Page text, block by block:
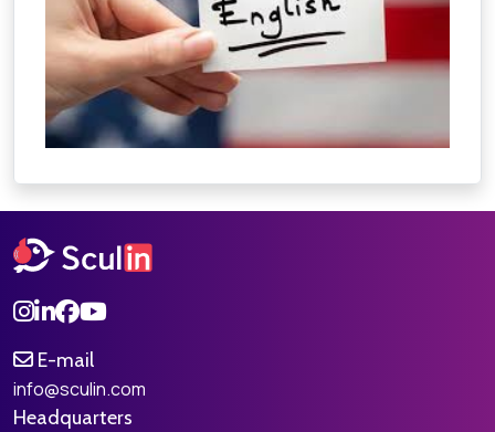
E-mail
info@sculin.com
Headquarters